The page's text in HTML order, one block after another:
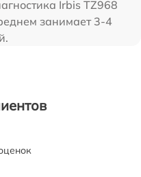
Irbis TZ968
занимает 3-4